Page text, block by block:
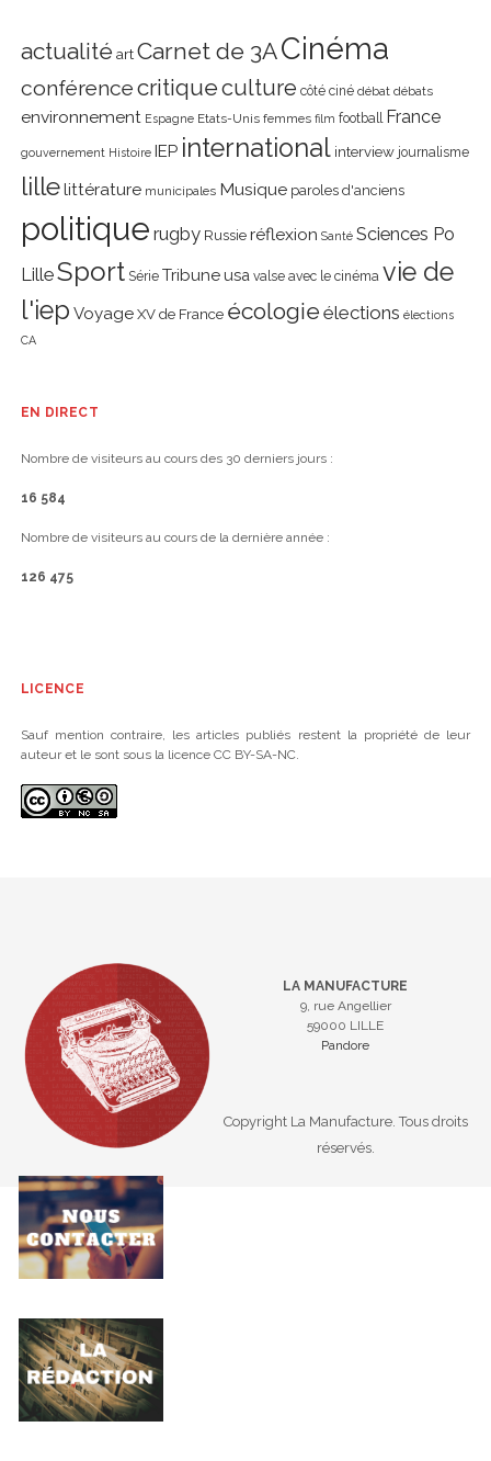
actualité art Carnet de 3ACinéma
conférencecritiqueculture côté ciné débat débats
environnement Espagne Etats-Unis femmes film football France
gouvernement Histoire IEP international interview journalisme
lillelittérature municipales Musique paroles d'anciens
politique rugby Russie réflexion Santé Sciences Po
LilleSport Série Tribune usa valse avec le cinéma vie de
l'iep Voyage XV de France écologie élections élections
CA
EN DIRECT
Nombre de visiteurs au cours des 30 derniers jours :
16 584
Nombre de visiteurs au cours de la dernière année :
126 475
LICENCE
Sauf mention contraire, les articles publiés restent la propriété de leur
auteur et le sont sous la licence CC BY-SA-NC.
LA MANUFACTURE
9, rue Angellier
59000 LILLE
Pandore
Copyright La Manufacture. Tous droits
réservés.